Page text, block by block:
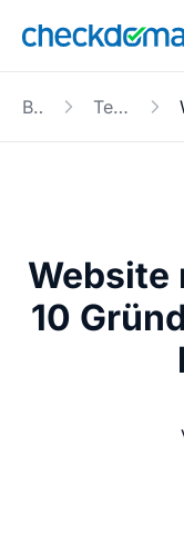
Blog Technik
Website
10